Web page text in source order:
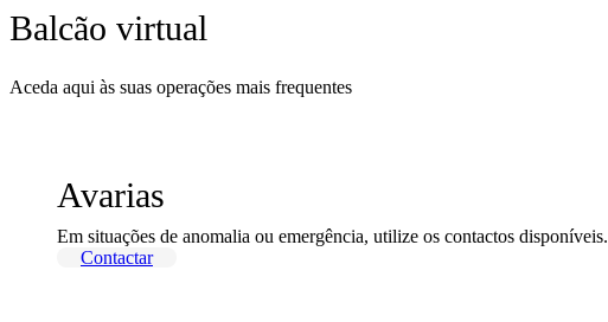
Balcão virtual
Aceda aqui às suas operações mais frequentes
Avarias
Em situações de anomalia ou emergência, utilize os contactos disponíveis.
Contactar